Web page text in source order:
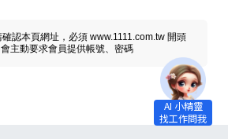
認本頁網址，必須 www.1111.com.tw 開頭
主動要求會員提供帳號、密碼